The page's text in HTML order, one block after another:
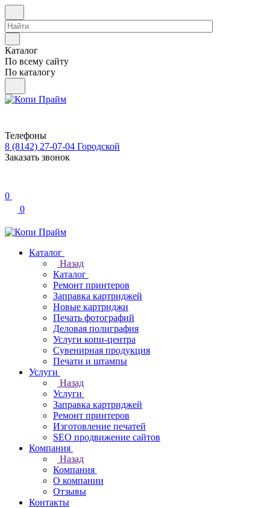
Каталог
По всему сайту
По каталогу
Телефоны
8 (8142) 27-07-04 Городской
Заказать звонок
0
0
Каталог
Назад
Каталог
Ремонт принтеров
Заправка картриджей
Новые картриджи
Печать фотографий
Деловая полиграфия
Услуги копи-центра
Сувенирная продукция
Печати и штампы
Услуги
Назад
Услуги
Заправка картриджей
Ремонт принтеров
Изготовление печатей
SEO продвижение сайтов
Компания
Назад
Компания
О компании
Отзывы
Контакты